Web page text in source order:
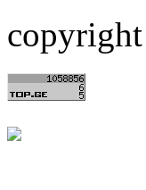
copyright